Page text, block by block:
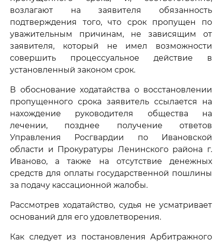
возлагают на заявителя обязанность
подтверждения того, что срок пропущен по
уважительным причинам, не зависящим от
заявителя, который не имел возможности
совершить процессуальное действие в
установленный законом срок.
В обоснование ходатайства о восстановлении
пропущенного срока заявитель ссылается на
нахождение руководителя общества на
лечении, позднее получение ответов
Управления Росгвардии по Ивановской
области и Прокуратуры Ленинского района г.
Иваново, а также на отсутствие денежных
средств для оплаты государственной пошлины
за подачу кассационной жалобы.
Рассмотрев ходатайство, судья не усматривает
оснований для его удовлетворения.
Как следует из постановления Арбитражного